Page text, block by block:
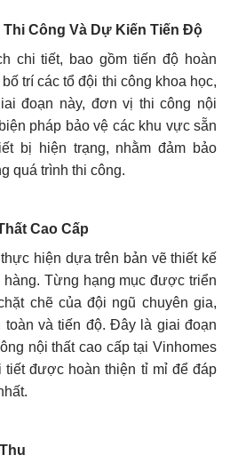
Công Và Dự Kiến Tiến Độ
chi tiết, bao gồm tiến độ hoàn
trí các tổ đội thi công khoa học,
đoạn này, đơn vị thi công nội
pháp bảo vệ các khu vực sẵn
bị hiện trạng, nhằm đảm bảo
quá trình thi công.
Cao Cấp
hiện dựa trên bản vẽ thiết kế
Từng hạng mục được triển
chẽ của đội ngũ chuyên gia,
và tiến độ. Đây là giai đoạn
nội thất cao cấp tại Vinhomes
tiết được hoàn thiện tỉ mỉ để đáp